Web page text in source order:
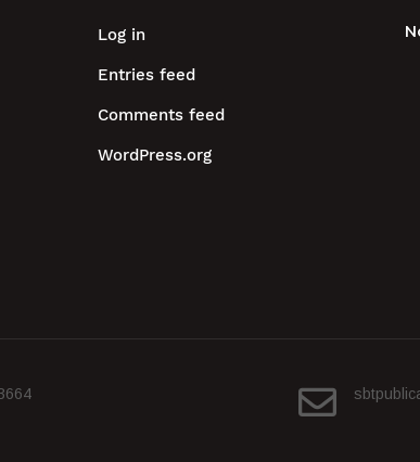
Log in
Entries feed
Comments feed
WordPress.org